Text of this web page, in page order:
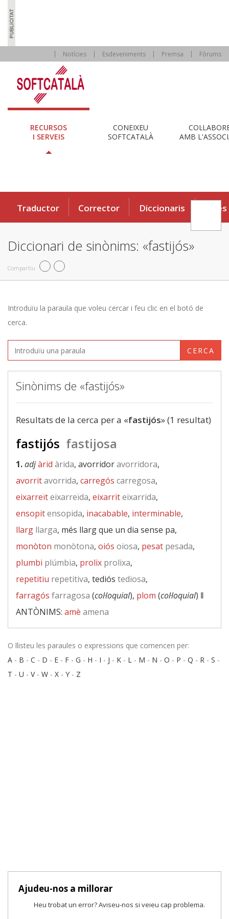
Notícies Esdeveniments Premsa Fòrums
RECURSOS
I SERVEIS
CONEIXEU
SOFTCATALÀ
AMB
Traductor Corrector Diccionaris Eines
Diccionari de sinònims: «fastijós»
Compartiu
Introduïu la paraula que voleu cercar i feu clic en el botó de
cerca.
CERCA
Sinònims de «fastijós»
Resultats de la cerca per a «fastijós» (1 resultat)
fastijós fastijosa
1.adjàrid àrida, avorridoravorridora,
avorritavorrida, carregós carregosa,
eixarreïteixarreïda, eixarriteixarrida,
ensopitensopida, inacabable, interminable,
llarg llarga, més llarg que un dia sense pa,
monòton monòtona, oiós oiosa, pesat pesada,
plumbi plúmbia, prolix prolixa,
repetitiu repetitiva, tediós tediosa,
farragós farragosa (col·loquial), plom (col·loquial) ‖
ANTÒNIMS: amè amena
O llisteu les paraules o expressions que comencen per:
A - B - C - D - E - F - G - H - I - J - K - L - M - N - O - P - Q - R - S -
T - U - V- W - X - Y - Z
Ajudeu-nos a millorar
Heu trobat un error? Aviseu-nos si veieu cap problema.